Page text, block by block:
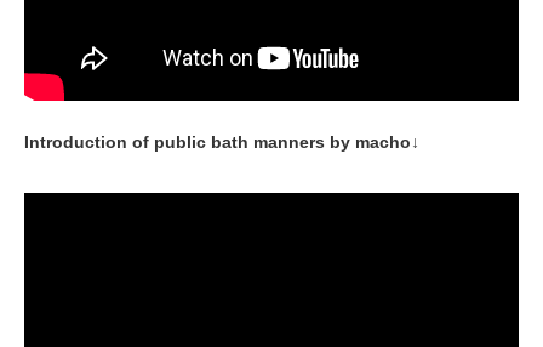
Introduction of public bath manners by macho↓